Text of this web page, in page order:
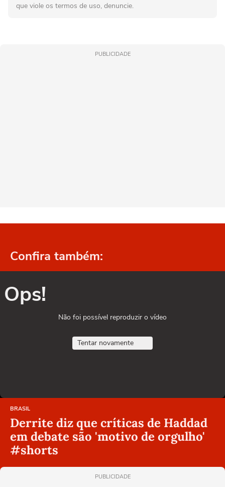
que viole os termos de uso, denuncie.
PUBLICIDADE
Confira também:
Ops!
Não foi possível reproduzir o vídeo
Tentar novamente
BRASIL
Derrite diz que críticas de Haddad
em debate são 'motivo de orgulho'
#shorts
PUBLICIDADE